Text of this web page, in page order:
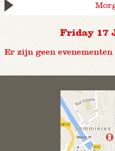
Friday 17
Er zijn geen evenementen